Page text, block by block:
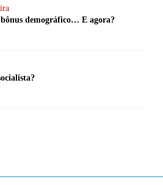
bônus demográfico… E agora?